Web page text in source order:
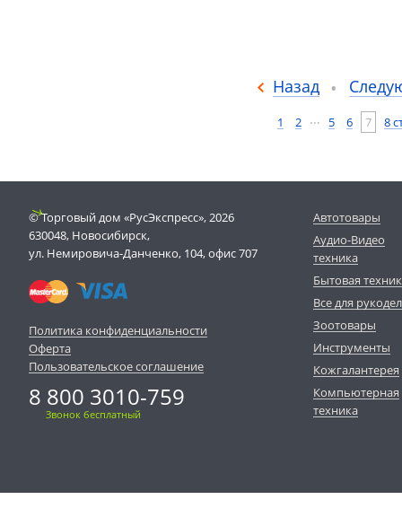
Назад
1 2 … 5 6 7 8
© Торговый дом «РусЭкспресс», 2026
630048, Новосибирск,
ул. Немировича-Данченко, 104, офис 707
Политика конфиденциальности
Оферта
Пользовательское соглашение
8 800 3010-759
Звонок бесплатный
Автотовары
Аудио-Видео
техника
Бытовая
Все для
Зоотовары
Инструменты
Кожгалантерея
Компьютерная
техника